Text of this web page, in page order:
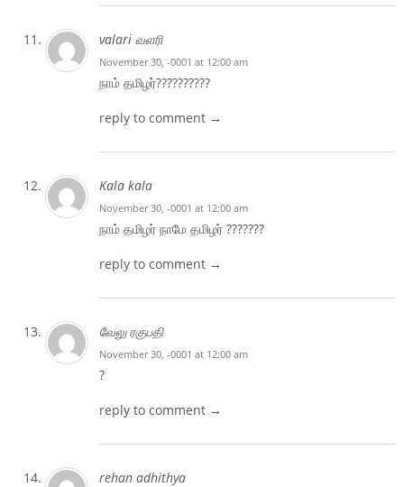
valari வளரி
November 30, -0001 at 12:00 am
நாம் தமிழர்??????????
reply to comment →
Kala kala
November 30, -0001 at 12:00 am
நாம் தமிழர் நாமே தமிழர் ???????
reply to comment →
வேலு ரகுபதி
November 30, -0001 at 12:00 am
?
reply to comment →
rehan adhithya